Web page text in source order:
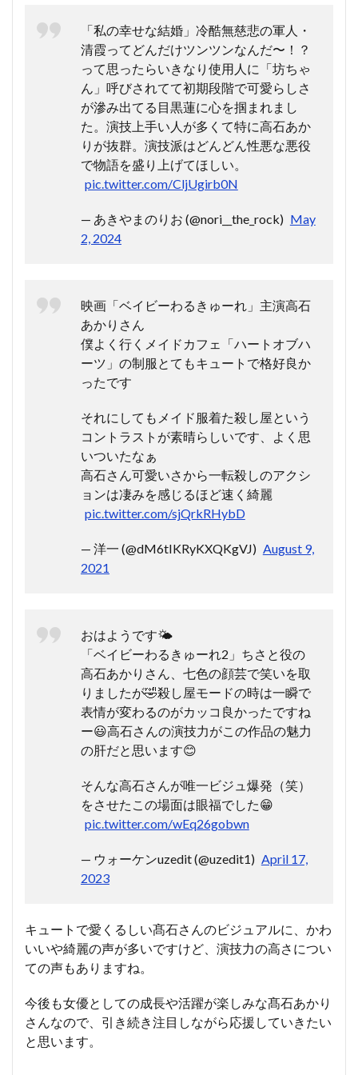
「私の幸せな結婚」冷酷無慈悲の軍人・
清霞ってどんだけツンツンなんだ〜！？
って思ったらいきなり使用人に「坊ちゃ
ん」呼びされてて初期段階で可愛らしさ
が滲み出てる目黒蓮に心を掴まれまし
た。演技上手い人が多くて特に高石あか
りが抜群。演技派はどんどん性悪な悪役
で物語を盛り上げてほしい。
pic.twitter.com/CljUgirb0N
— あきやまのりお (@nori__the_rock) May
2, 2024
映画「ベイビーわるきゅーれ」主演高石
あかりさん
僕よく行くメイドカフェ「ハートオブハ
ーツ」の制服とてもキュートで格好良か
ったです
それにしてもメイド服着た殺し屋という
コントラストが素晴らしいです、よく思
いついたなぁ
高石さん可愛いさから一転殺しのアクシ
ョンは凄みを感じるほど速く綺麗
pic.twitter.com/sjQrkRHybD
— 洋一 (@dM6tIKRyKXQKgVJ) August 9,
2021
おはようです🌤
「ベイビーわるきゅーれ2」ちさと役の
高石あかりさん、七色の顔芸で笑いを取
りましたが🤣殺し屋モードの時は一瞬で
表情が変わるのがカッコ良かったですね
ー😃高石さんの演技力がこの作品の魅力
の肝だと思います😊
そんな高石さんが唯一ビジュ爆発（笑）
をさせたこの場面は眼福でした😁
pic.twitter.com/wEq26gobwn
— ウォーケンuzedit (@uzedit1) April 17,
2023
キュートで愛くるしい髙石さんのビジュアルに、かわ
いいや綺麗の声が多いですけど、演技力の高さについ
ての声もありますね。
今後も女優としての成長や活躍が楽しみな髙石あかり
さんなので、引き続き注目しながら応援していきたい
と思います。